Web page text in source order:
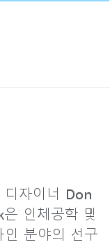
디자이너 Don
은 인체공학 및
인 분야의 선구